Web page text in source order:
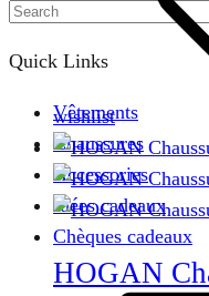
Quick Links
Vêtements
Chaussures
Accessories
Idées cadeaux
Chèques cadeaux
wishlist
HOGAN